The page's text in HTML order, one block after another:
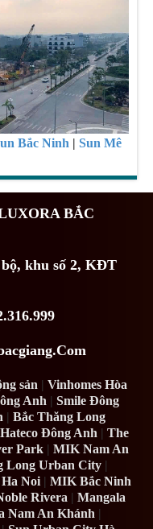
Bắc Ninh |Sun Mê
BẮC
khu số 2, KĐT
sản |Vinhomes Hòa
Anh |Smile Đông
|Bắc Thăng Long
Hateco Đông Anh |The
Park |MIK Nam An
Long Urban City |
Noi | MIK Bắc Ninh
Rivera |Mangala
Nam An Khánh |